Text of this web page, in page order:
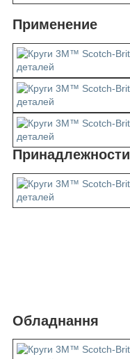
Применение
Принадлежности
Обладнання